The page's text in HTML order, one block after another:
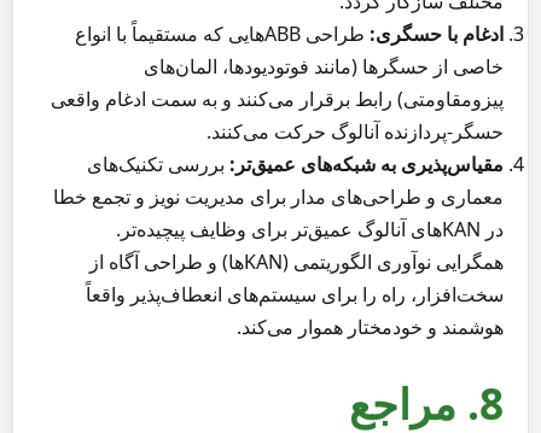
ادغام با حسگری:
طراحی ABBهایی که مستقیماً با انواع
خاصی از حسگرها (مانند فوتودیودها، المان‌های
پیزومقاومتی) رابط برقرار می‌کنند و به سمت ادغام واقعی
حسگر-پردازنده آنالوگ حرکت می‌کنند.
مقیاس‌پذیری به شبکه‌های عمیق‌تر: بررسی تکنیک‌های
معماری و طراحی‌های مدار برای مدیریت نویز و تجمع خطا
در KANهای آنالوگ عمیق‌تر برای وظایف پیچیده‌تر.
همگرایی نوآوری الگوریتمی (KANها) و طراحی آگاه از
سخت‌افزار، راه را برای سیستم‌های انعطاف‌پذیر واقعاً
هوشمند و خودمختار هموار می‌کند.
8. مراجع